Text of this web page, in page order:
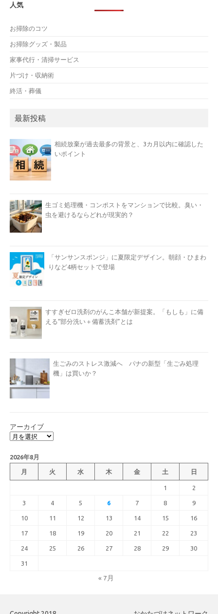
人気
お掃除のコツ
お掃除グッズ・製品
家事代行・清掃サービス
片づけ・収納術
終活・葬儀
最新投稿
相続放棄が過去最多の背景と、3カ月以内に確認した
いポイント
生ゴミ処理機・コンポストをマンションで比較。臭い・
虫を避けるならどれが現実的？
「サンサンスポンジ」に夏限定デザイン。朝顔・ひまわ
りなど4柄セットで登場
すすぎゼロ洗剤のがんこ本舗が新提案。「もしも」に備
える“部分洗い＋備蓄洗剤”とは
生ごみのストレス激減へ パナの新型「生ごみ処理
機」は買いか？
アーカイブ
2026年8月
月 火 水 木 金 土 日
1 2
3 4 5 6 7 8 9
10 11 12 13 14 15 16
17 18 19 20 21 22 23
24 25 26 27 28 29 30
31
« 7月